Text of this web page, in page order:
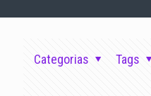
Categorias Tags